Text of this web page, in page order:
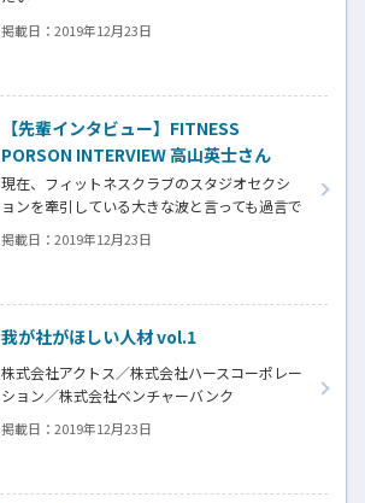
掲載日： 2019年12月23日
【先輩インタビュー】FITNESS
PORSON INTERVIEW 高山英士さん
現在、フィットネスクラブのスタジオセクシ
ョンを牽引している大きな波と言っても過言で
はないのが、若手男性インストラクターの台
頭だ。先日、ピラティスアライアンス代表で体
の若手男性インストラクターの面々とお会い
する事ができた。
掲載日： 2019年12月23日
我が社がほしい人材 vol.1
株式会社アクトス／株式会社ハースコーポレー
ション／株式会社ベンチャーバンク
掲載日： 2019年12月23日